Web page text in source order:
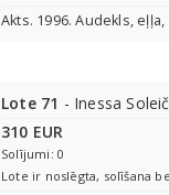
Akts. 1996. Audekls, eļļa,
Lote 71 - Inessa
310 EUR
Solījumi: 0
Lote ir noslēgta, solīšana